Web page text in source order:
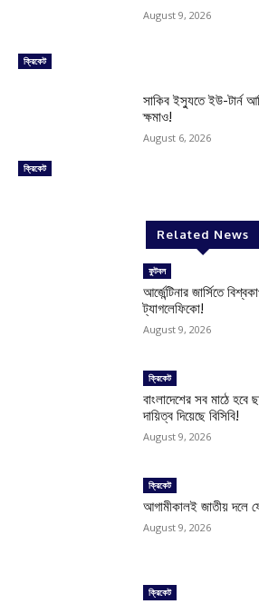
ক্রিকেট
August 9, 2026
ক্রিকেট
সাকিব ইস্যুতে ইউ-টার্ন
ক্ষমাও!
August 6, 2026
Related News
ফুটবল
আর্জেন্টিনার জার্সিতে
ট্যাগলেফিকো!
August 9, 2026
ক্রিকেট
বাংলাদেশের সব মাঠে হবে
দায়িত্ব দিয়েছে বিসিবি!
August 9, 2026
ক্রিকেট
আগামীকালই জাতীয় দলে
August 9, 2026
ক্রিকেট